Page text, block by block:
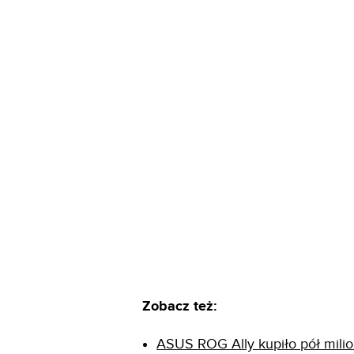
Zobacz też:
ASUS ROG Ally kupiło pół